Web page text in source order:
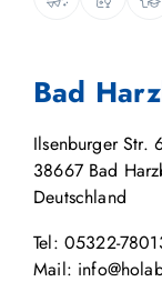
Bad
Ilsenburger Str.
38667 Bad
Deutschland
Tel: 05322-
Mail: